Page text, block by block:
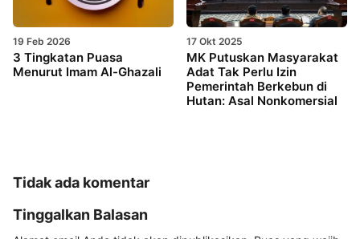
19 Feb 2026
3 Tingkatan Puasa
Menurut Imam Al-Ghazali
17 Okt 2025
MK Putuskan Masyarakat
Adat Tak Perlu Izin
Pemerintah Berkebun di
Hutan: Asal Nonkomersial
Tidak ada komentar
Tinggalkan Balasan